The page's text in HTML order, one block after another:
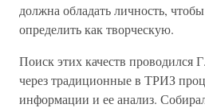
должна обладать личность,
определить как творческую.
Поиск этих качеств проводился
через традиционные в ТРИЗ
информации и ее анализ.